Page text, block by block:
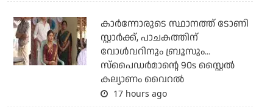
കാര്‍ന്നോരുടെ സ്ഥാനത്ത് ടോണി
സ്റ്റാര്‍ക്ക്, പാചകത്തിന്
വോള്‍വറിനും ബ്രൂസും...
സ്‌പൈഡര്‍മാന്റെ 90s സ്റ്റൈല്‍
കല്യാണം വൈറല്‍
17 hours ago